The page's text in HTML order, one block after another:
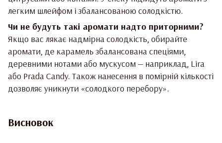
легким шлейфом і збалансованою солодкістю.
Чи не будуть такі аромати надто приторними?
Якщо вас лякає надмірна солодкість, обирайте
аромати, де карамель збалансована спеціями,
деревними нотами або мускусом — наприклад, Lira
або Prada Candy. Також нанесення в помірній кількості
дозволяє уникнути «солодкого перебору».
Висновок